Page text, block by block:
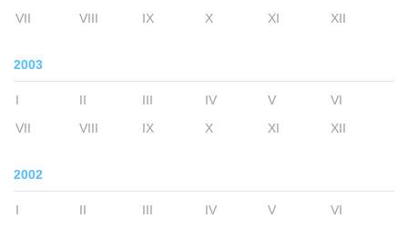
VII
VIII IX X XI XII
2003
I II III IV V
VI
VII
VIII IX X XI XII
2002
I II III IV V
VI